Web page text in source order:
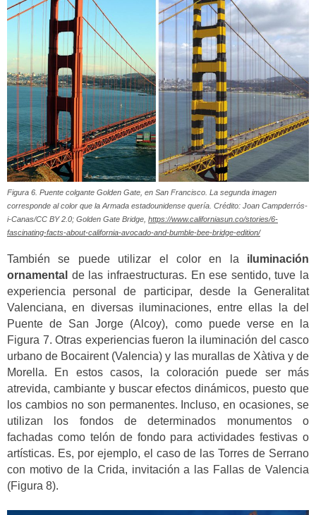
Figura 6. Puente colgante Golden Gate, en San Francisco. La segunda imagen
corresponde al color que la Armada estadounidense quería. Crédito: Joan Campderrós-
i-Canas/CC BY 2.0; Golden Gate Bridge, https://www.californiasun.co/stories/6-
fascinating-facts-about-california-avocado-and-bumble-bee-bridge-edition/
También se puede utilizar el color en la iluminación
ornamental de las infraestructuras. En ese sentido, tuve la
experiencia personal de participar, desde la Generalitat
Valenciana, en diversas iluminaciones, entre ellas la del
Puente de San Jorge (Alcoy), como puede verse en la
Figura 7. Otras experiencias fueron la iluminación del casco
urbano de Bocairent (Valencia) y las murallas de Xàtiva y de
Morella. En estos casos, la coloración puede ser más
atrevida, cambiante y buscar efectos dinámicos, puesto que
los cambios no son permanentes. Incluso, en ocasiones, se
utilizan los fondos de determinados monumentos o
fachadas como telón de fondo para actividades festivas o
artísticas. Es, por ejemplo, el caso de las Torres de Serrano
con motivo de la Crida, invitación a las Fallas de Valencia
(Figura 8).